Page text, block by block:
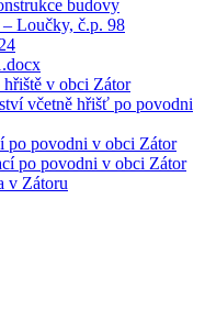
budovy
Loučky, č.p. 98
v obci Zátor
včetně hřišť po povodni
po povodni v obci Zátor
po povodni v obci Zátor
v Zátoru